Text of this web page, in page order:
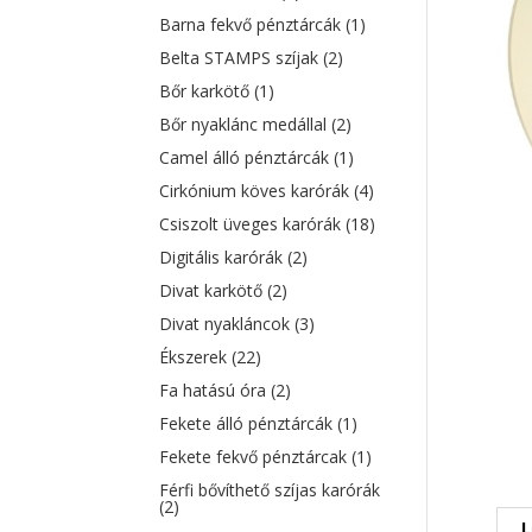
Barna fekvő pénztárcák(1)
Belta STAMPS szíjak(2)
Bőr karkötő(1)
Bőr nyaklánc medállal(2)
Camel álló pénztárcák(1)
Cirkónium köves karórák(4)
Csiszolt üveges karórák(18)
Digitális karórák(2)
Divat karkötő(2)
Divat nyakláncok(3)
Ékszerek(22)
Fa hatású óra(2)
Fekete álló pénztárcák(1)
Fekete fekvő pénztárcak(1)
Férfi bővíthető szíjas karórák
(2)